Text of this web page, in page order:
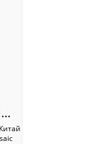
AGKV-01 Мозаика Imagine
Китай